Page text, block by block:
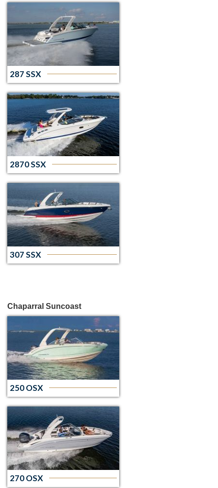
287 SSX
2870 SSX
307 SSX
Chaparral Suncoast
250 OSX
270 OSX